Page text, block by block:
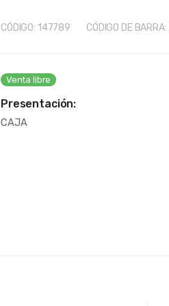
CÓDIGO: 147789 CÓDIGO DE BARRA:
Venta libre
Presentación:
CAJA